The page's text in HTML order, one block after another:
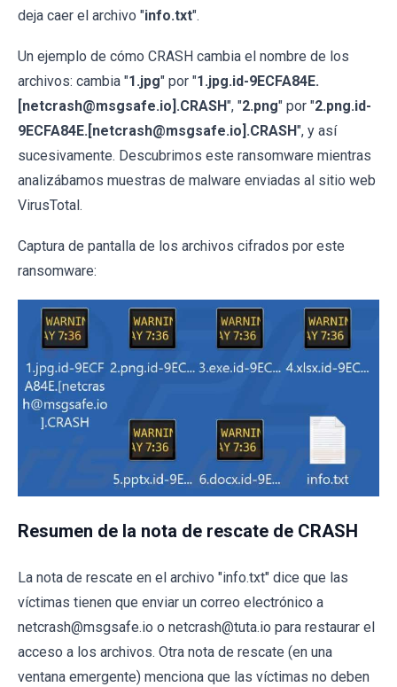
deja caer el archivo "info.txt".
Un ejemplo de cómo CRASH cambia el nombre de los
archivos: cambia "1.jpg" por "1.jpg.id-9ECFA84E.
[netcrash@msgsafe.io].CRASH", "2.png" por "2.png.id-
9ECFA84E.[netcrash@msgsafe.io].CRASH", y así
sucesivamente. Descubrimos este ransomware mientras
analizábamos muestras de malware enviadas al sitio web
VirusTotal.
Captura de pantalla de los archivos cifrados por este
ransomware:
Resumen de la nota de rescate de CRASH
La nota de rescate en el archivo "info.txt" dice que las
víctimas tienen que enviar un correo electrónico a
netcrash@msgsafe.io o netcrash@tuta.io para restaurar el
acceso a los archivos. Otra nota de rescate (en una
ventana emergente) menciona que las víctimas no deben